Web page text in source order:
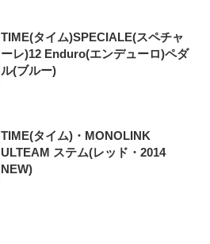
TIME(タイム)SPECIALE(スペチャ
ーレ)12 Enduro(エンデューロ)ペダ
ル(ブルー)
TIME(タイム)・MONOLINK
ULTEAM ステム(レッド・2014
NEW)